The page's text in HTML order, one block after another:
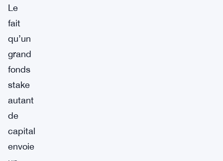
Le
fait
qu’un
grand
fonds
stake
autant
de
capital
envoie